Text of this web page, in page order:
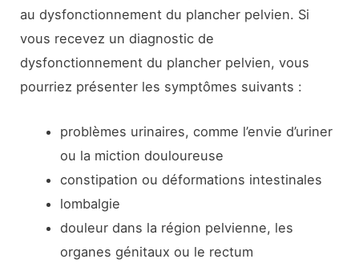
au dysfonctionnement du plancher pelvien. Si
vous recevez un diagnostic de
dysfonctionnement du plancher pelvien, vous
pourriez présenter les symptômes suivants :
problèmes urinaires, comme l’envie d’uriner
ou la miction douloureuse
constipation ou déformations intestinales
lombalgie
douleur dans la région pelvienne, les
organes génitaux ou le rectum